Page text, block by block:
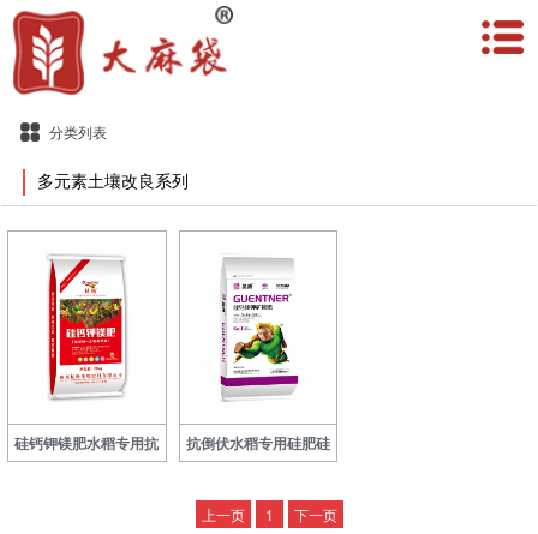
分类列表
多元素土壤改良系列
硅钙钾镁肥水稻专用抗
抗倒伏水稻专用硅肥硅
剂厂家直销
上一页 1 下一页